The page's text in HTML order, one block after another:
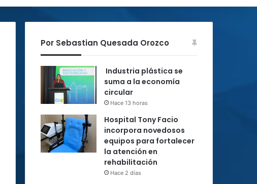
Por Sebastian Quesada Orozco
Industria plástica se
suma a la economía
circular
Hace 13 horas
Hospital Tony Facio
incorpora novedosos
equipos para fortalecer
la atención en
rehabilitación
Hace 2 días